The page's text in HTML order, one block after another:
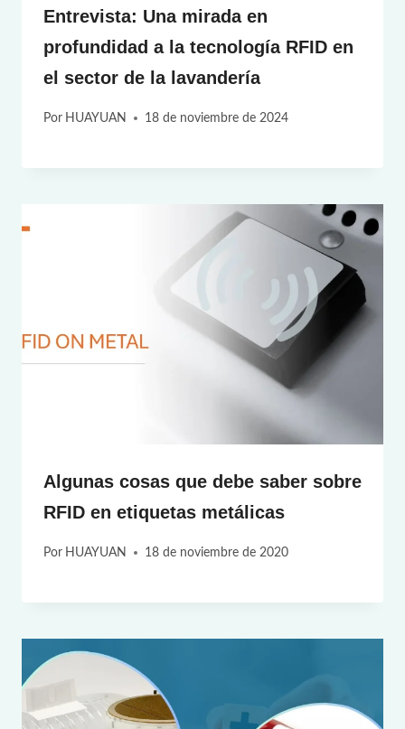
Entrevista: Una mirada en
profundidad a la tecnología RFID en
el sector de la lavandería
Por HUAYUAN 18 de noviembre de 2024
Algunas cosas que debe saber sobre
RFID en etiquetas metálicas
Por HUAYUAN 18 de noviembre de 2020